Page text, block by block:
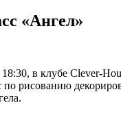
«Ангел»
18:30, в клубе Clever-
по рисованию